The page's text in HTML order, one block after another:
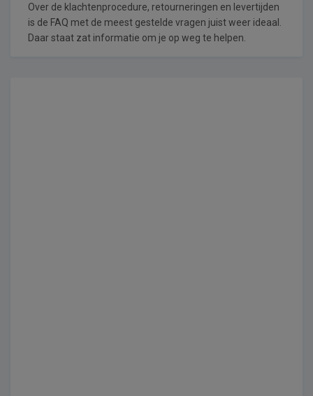
Over de klachtenprocedure, retourneringen en levertijden
is de FAQ met de meest gestelde vragen juist weer ideaal.
Daar staat zat informatie om je op weg te helpen.